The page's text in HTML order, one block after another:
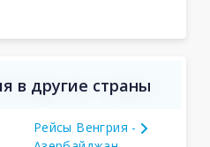
в другие страны
Рейсы Венгрия -